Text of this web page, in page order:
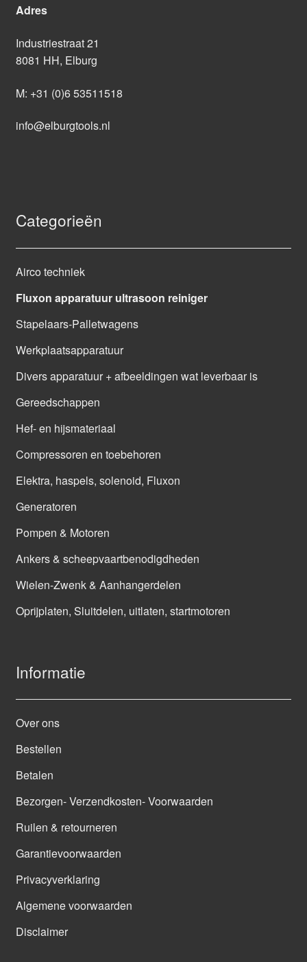
Adres
Industriestraat 21
8081 HH, Elburg
M: +31 (0)6 53511518
info@elburgtools.nl
Categorieën
Airco techniek
Fluxon apparatuur ultrasoon reiniger
Stapelaars-Palletwagens
Werkplaatsapparatuur
Divers apparatuur + afbeeldingen wat leverbaar is
Gereedschappen
Hef- en hijsmateriaal
Compressoren en toebehoren
Elektra, haspels, solenoid, Fluxon
Generatoren
Pompen & Motoren
Ankers & scheepvaartbenodigdheden
Wielen-Zwenk & Aanhangerdelen
Oprijplaten, Sluitdelen, uitlaten, startmotoren
Informatie
Over ons
Bestellen
Betalen
Bezorgen- Verzendkosten- Voorwaarden
Ruilen & retourneren
Garantievoorwaarden
Privacyverklaring
Algemene voorwaarden
Disclaimer